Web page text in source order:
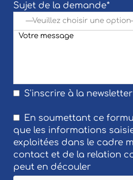
Sujet de la demande*
S'inscrire à la newsletter
En soumettant ce
que les informations
exploitées dans le cadre
contact et de la relation
peut en découler